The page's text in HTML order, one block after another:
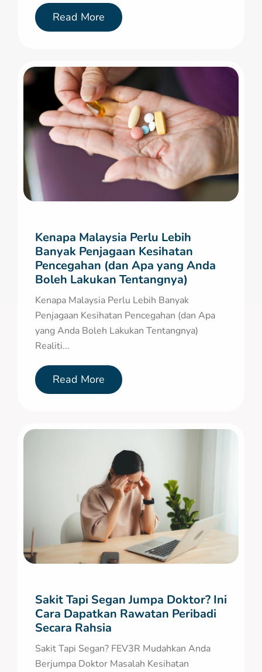
Read More
Kenapa Malaysia Perlu Lebih
Banyak Penjagaan Kesihatan
Pencegahan (dan Apa yang Anda
Boleh Lakukan Tentangnya)
Kenapa Malaysia Perlu Lebih Banyak
Penjagaan Kesihatan Pencegahan (dan Apa
yang Anda Boleh Lakukan Tentangnya)
Realiti...
Read More
Sakit Tapi Segan Jumpa Doktor? Ini
Cara Dapatkan Rawatan Peribadi
Secara Rahsia
Sakit Tapi Segan? FEV3R Mudahkan Anda
Berjumpa Doktor Masalah Kesihatan